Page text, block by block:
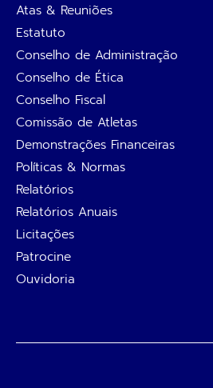
Atas & Reuniões
Estatuto
Conselho de Administração
Conselho de Ética
Conselho Fiscal
Comissão de Atletas
Demonstrações Financeiras
Políticas & Normas
Relatórios
Relatórios Anuais
Licitações
Patrocine
Ouvidoria